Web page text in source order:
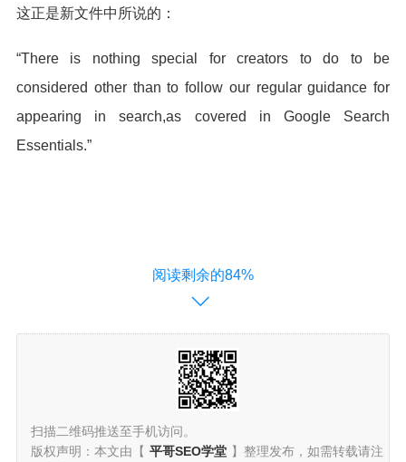
这正是新文件中所说的：
“There is nothing special for creators to do to be
considered other than to follow our regular guidance for
appearing in search,as covered in Google Search
Essentials.”
阅读剩余的84%
扫描二维码推送至手机访问。
版权声明：本文由【 平哥SEO学堂 】整理发布，如需转载请注